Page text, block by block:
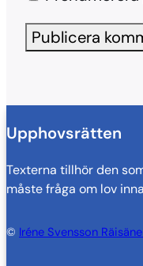
Upphovsrätten
Texterna tillhör den
måste fråga om lov
© Iréne Svensson